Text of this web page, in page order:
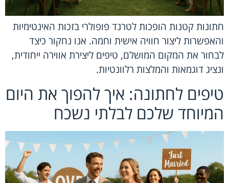
חתונות קטנות הופכות לטרנד פופולרי בזכות האינטימיות
והאפשרות ליצור חוויה אישית וחמה. אנו נחקור כיצד
לבחור את המקום המושלם, טיפים ליצירת אווירה ייחודית,
ונציג דוגמאות והמלצות רלוונטיות.
טיפים לחתונה: איך להפוך את היום
המיוחד שלכם לבלתי נשכח